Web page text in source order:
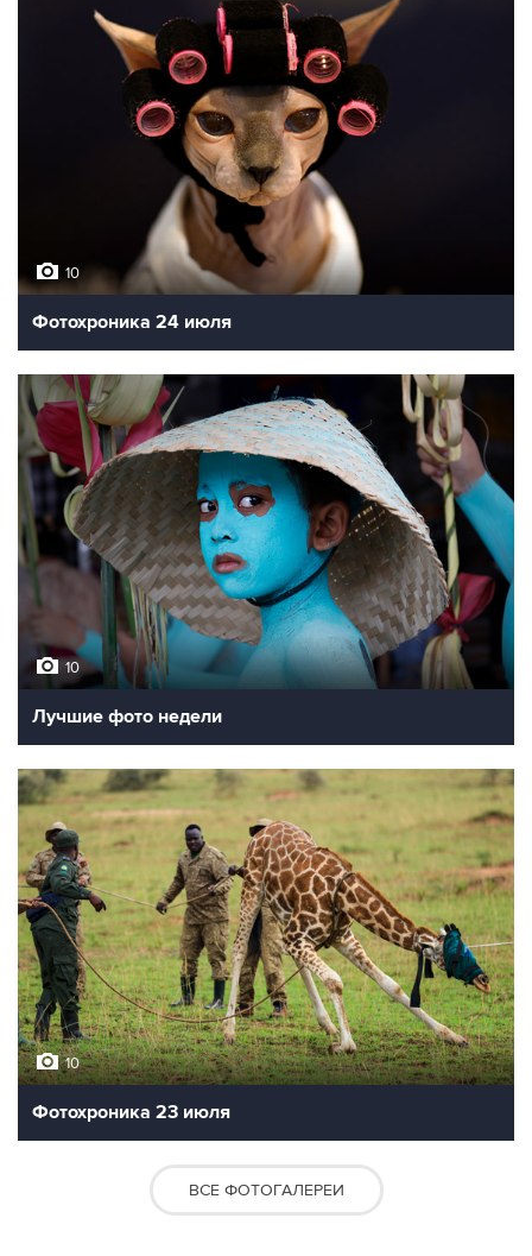
10
Фотохроника 24 июля
10
Лучшие фото недели
10
Фотохроника 23 июля
ВСЕ ФОТОГАЛЕРЕИ